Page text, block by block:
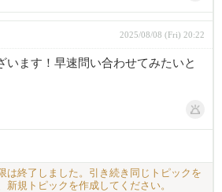
2025/08/08 (Fri) 20:22
います！早速問い合わせてみたいと
は終了しました。引き続き同じトピックを
新規トピックを作成してください。